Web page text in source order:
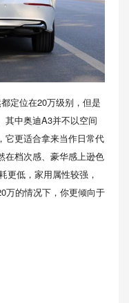
定位在20万级别，但是
其中奥迪A3并不以空间
它更适合拿来当作日常代
在档次感、豪华感上逊色
更低，家用属性较强，
万的情况下，你更倾向于